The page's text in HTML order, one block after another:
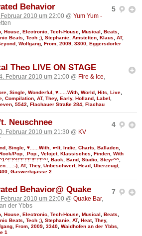
5
Behavior
2010 um 22:00 @ Yum Yum -
House Electronic Tech-House Musical Beats
Beats Tech ;) Stephanie Amstetten Klaus AT,
Wolfgang From 2009 3300 Eggersdorfer
Theo LIVE ON STAGE
Februar 2010 um 21:00 @ Fire & Ice,
, Single, Wonderful , ♥......With, World, Hits, Live,
, Compilation, AT, They, Early, Holland, Label ,
, 5542, Flachauer Straße 284, Flachau
4
Neuschnee
Februar 2010 um 21:30 @ KV
Single ♥......With ●•It, Indie Charts Balladen
Pop .Pop. Velojet, Klassisches Finden With
Back Band Studio Steyr^^
) AT, They, Unbeschwert, Head Überzeugt,
Gaswerkgasse 2
7
Behavior@ Quake
2010 um 22:00 @ Quake Bar,
der Ybbs
House Electronic Tech-House Musical Beats
Beats Tech ;) Stephanie AT, Heat, They,
From 2009 3340 Waidhofen an der Ybbs
1